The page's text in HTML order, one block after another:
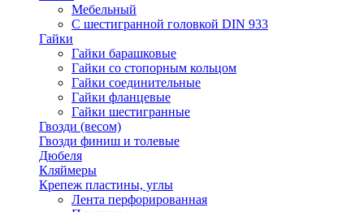
Мебельный
С шестигранной головкой DIN 933
Гайки
Гайки барашковые
Гайки со стопорным кольцом
Гайки соединительные
Гайки фланцевые
Гайки шестигранные
Гвозди (весом)
Гвозди финиш и толевые
Дюбеля
Кляймеры
Крепеж пластины, углы
Лента перфорированная